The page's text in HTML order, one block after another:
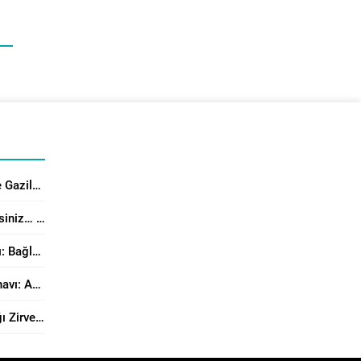
Üsküdar’da 15 Temmuz Şehit ve Gazilerine Anlamlı Program
Çocuğun Elinden Tableti Alabilirsiniz… Peki Yerine Ne Vereceksiniz?
Aile Dergisi 4. Sayısı Yayımlandı: Bağlanma, Örgütsel Çatışma Çözümü ve Manevi Danışmanlık Perspektiflerinden Aile Çalışmaları
Modern Dünyanın Varoluşsal Sınavı: Antinatalizm’e Karşı Neslin Muhafazasının Önemi
Dijital Anafor: Ekran Bağımsızlığı Zirvesi Sonuç Bildirisi Yayımlandı!